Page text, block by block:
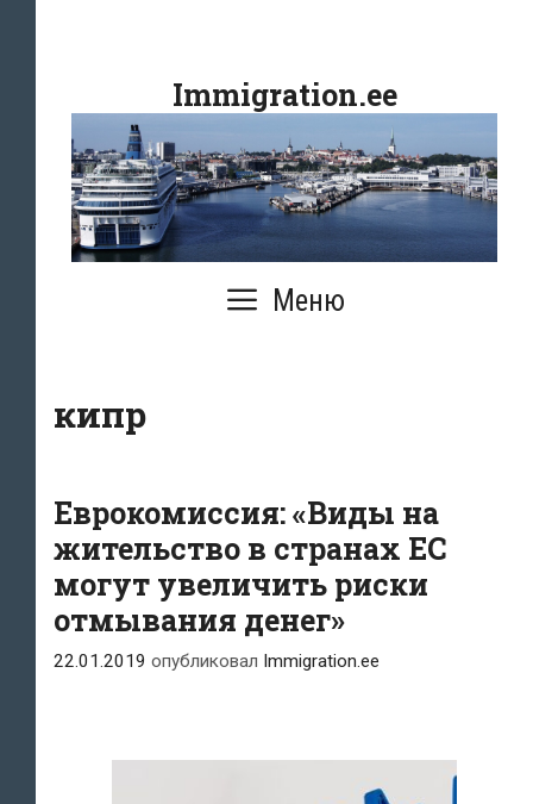
содержимомуImmigration.ee
Меню
кипр
Еврокомиссия: «Виды на
жительство в странах ЕС
могут увеличить риски
отмывания денег»
22.01.2019 опубликовал Immigration.ee